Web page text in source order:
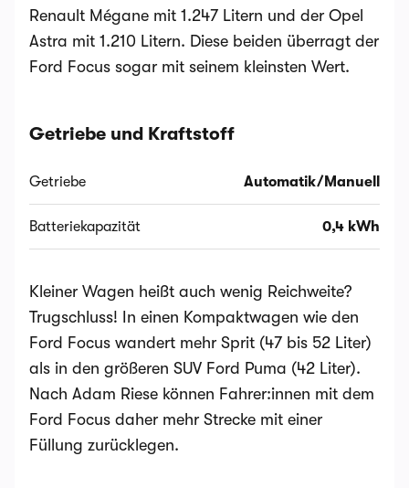
Renault Mégane mit 1.247 Litern und der Opel
Astra mit 1.210 Litern. Diese beiden überragt der
Ford Focus sogar mit seinem kleinsten Wert.
Getriebe und Kraftstoff
Getriebe Automatik/Manuell
Batteriekapazität 0,4 kWh
Kleiner Wagen heißt auch wenig Reichweite?
Trugschluss! In einen Kompaktwagen wie den
Ford Focus wandert mehr Sprit (47 bis 52 Liter)
als in den größeren SUV Ford Puma (42 Liter).
Nach Adam Riese können Fahrer:innen mit dem
Ford Focus daher mehr Strecke mit einer
Füllung zurücklegen.